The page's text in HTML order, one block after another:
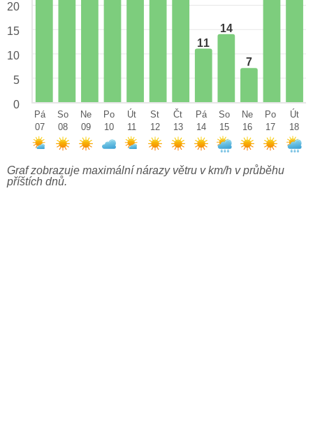
11
14
7
20
15
10
5
0
Pá
07
So
08
Ne
09
Po
10
Út
11
St
12
Čt
13
Pá
14
So
15
Ne
16
Po
17
Út
18
Graf zobrazuje maximální nárazy větru v km/h v průběhu
příštích dnů.